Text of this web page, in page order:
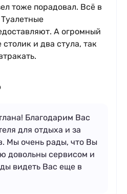
тоже порадовал. Всё в
А огромный
и два стула, так
Благодарим Вас
для отдыха и за
Мы очень рады, что Вы
довольны сервисом и
видеть Вас еще в